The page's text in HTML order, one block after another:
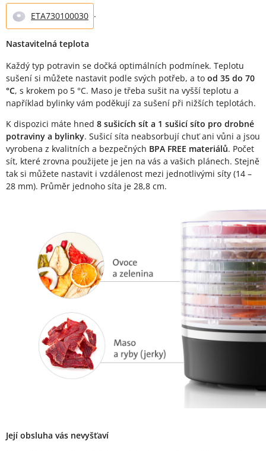
ETA730100030 .
Nastavitelná teplota
Každý typ potravin se dočká optimálních podmínek. Teplotu
sušení si můžete nastavit podle svých potřeb, a to od 35 do 70
°C, s krokem po 5 °C. Maso je třeba sušit na vyšší teplotu a
například bylinky vám poděkují za sušení při nižších teplotách.
K dispozici máte hned 8 sušicích sít a 1 sušicí síto pro drobné
potraviny a bylinky. Sušicí síta neabsorbují chuť ani vůni a jsou
vyrobena z kvalitních a bezpečných BPA FREE materiálů. Počet
sít, které zrovna použijete je jen na vás a vašich plánech. Stejně
tak si můžete nastavit i vzdálenost mezi jednotlivými síty (14 –
28 mm). Průměr jednoho síta je 28,8 cm.
Její obsluha vás nevyšťaví